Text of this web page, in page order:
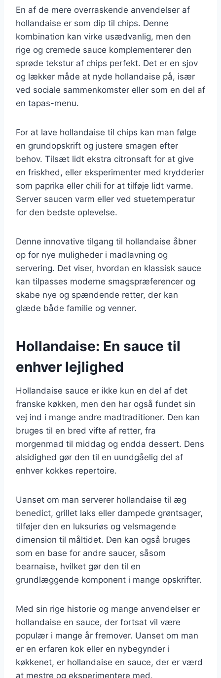
En af de mere overraskende anvendelser af
hollandaise er som dip til chips. Denne
kombination kan virke usædvanlig, men den
rige og cremede sauce komplementerer den
sprøde tekstur af chips perfekt. Det er en sjov
og lækker måde at nyde hollandaise på, især
ved sociale sammenkomster eller som en del af
en tapas-menu.
For at lave hollandaise til chips kan man følge
en grundopskrift og justere smagen efter
behov. Tilsæt lidt ekstra citronsaft for at give
en friskhed, eller eksperimenter med krydderier
som paprika eller chili for at tilføje lidt varme.
Server saucen varm eller ved stuetemperatur
for den bedste oplevelse.
Denne innovative tilgang til hollandaise åbner
op for nye muligheder i madlavning og
servering. Det viser, hvordan en klassisk sauce
kan tilpasses moderne smagspræferencer og
skabe nye og spændende retter, der kan
glæde både familie og venner.
Hollandaise: En sauce til
enhver lejlighed
Hollandaise sauce er ikke kun en del af det
franske køkken, men den har også fundet sin
vej ind i mange andre madtraditioner. Den kan
bruges til en bred vifte af retter, fra
morgenmad til middag og endda dessert. Dens
alsidighed gør den til en uundgåelig del af
enhver kokkes repertoire.
Uanset om man serverer hollandaise til æg
benedict, grillet laks eller dampede grøntsager,
tilføjer den en luksuriøs og velsmagende
dimension til måltidet. Den kan også bruges
som en base for andre saucer, såsom
bearnaise, hvilket gør den til en
grundlæggende komponent i mange opskrifter.
Med sin rige historie og mange anvendelser er
hollandaise en sauce, der fortsat vil være
populær i mange år fremover. Uanset om man
er en erfaren kok eller en nybegynder i
køkkenet, er hollandaise en sauce, der er værd
at mestre og eksperimentere med.